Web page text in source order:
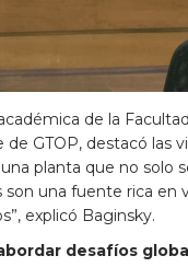
de la
GTOP, destacó
planta que no
son una fuente rica
explicó Baginsky.
desafíos